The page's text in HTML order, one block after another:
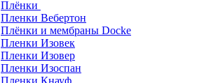
Плёнки
Пленки Вебертон
Плёнки и мембраны Docke
Пленки Изовек
Пленки Изовер
Пленки Изоспан
Пленки Кнауф